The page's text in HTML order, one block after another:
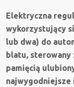
Elektryczna
wykorzystujący
lub dwa) do
blatu, sterowany
pamięcią
najwygodniejsze